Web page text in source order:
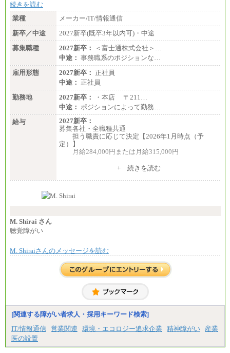
続きを読む
業種
メーカー/IT/情報通信
新卒／中途
2027新卒(既卒3年以内可)・中途
募集職種
2027新卒：
＜富士通株式会社＞…
中途： 事務職系のポジションな…
雇用形態
2027新卒： 正社員
中途： 正社員
勤務地
2027新卒：
・本店 〒211…
中途： ポジションによって勤務…
給与
2027新卒：
募集各社・全職種共通
担う職責に応じて決定【2026年1月時点（予
定）】
月給284,000円または月給315,000円
※入社後早期から、自律的な業務遂行が求めら
す。
い職責を担う方については、さらに高い金額を個別
※上記に加え、所定労働時間外に勤務をした場
※試用期間中も給与に変更はございません。
＜募集各社・全職種共通＞
月給21万円以上～
※試用期間中の給与に変更はありません。
ます。
+ 続きを読む
M. Shirai さん
聴覚障がい
M. Shiraiさんのメッセージを読む
[関連する障がい者求人・採用キーワード検索]
IT/情報通信 営業関連 環境・エコロジー追求企業 精神障がい
産業
医の設置